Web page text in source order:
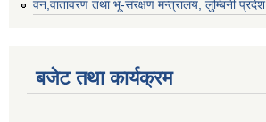
वन,वातावरण तथा भू-संरक्षण मन्त्रालय, लुम्बिनी प्रदेश
बजेट तथा कार्यक्रम